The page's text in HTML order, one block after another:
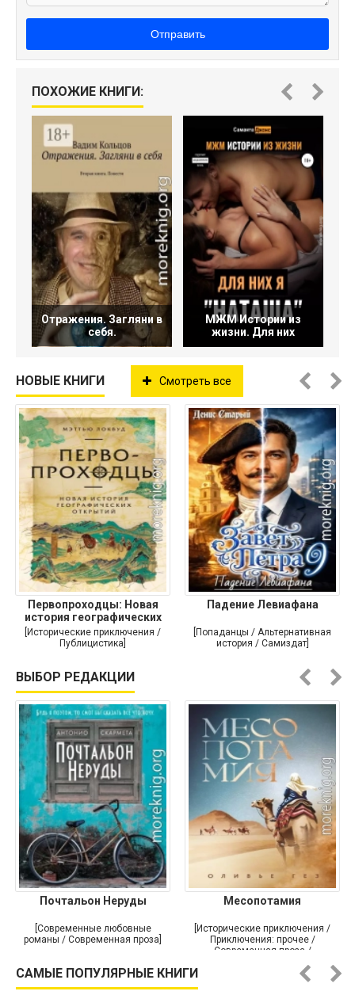
Отправить
ПОХОЖИЕ КНИГИ:
Отражения. Загляни в
себя.
МЖМ Истории из
жизни. Для них
НОВЫЕ КНИГИ Смотреть все
Первопроходцы: Новая
история географических
[Исторические приключения /
Публицистика]
Падение Левиафана
[Попаданцы / Альтернативная
история / Самиздат]
ВЫБОР РЕДАКЦИИ
Почтальон Неруды
[Современные любовные
романы / Современная проза]
Месопотамия
[Исторические приключения /
Приключения: прочее /
Современная проза /
САМЫЕ ПОПУЛЯРНЫЕ КНИГИ